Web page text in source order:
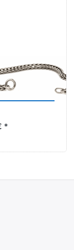
Silber
00002 -
*